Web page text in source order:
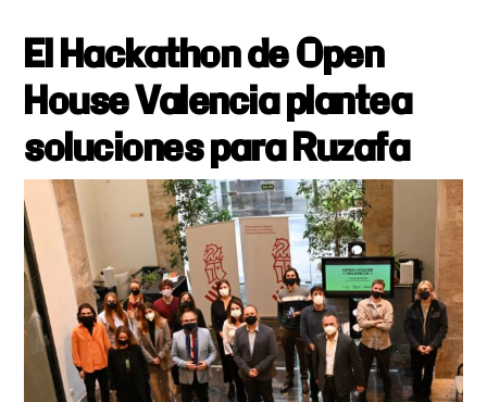
El Hackathon de Open
House Valencia plantea
soluciones para Ruzafa